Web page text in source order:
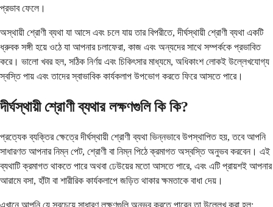
প্রভাব ফেলে।
অস্থায়ী শ্রোণী ব্যথা যা আসে এবং চলে যায় তার বিপরীতে, দীর্ঘস্থায়ী শ্রোণী ব্যথা একটি
ধ্রুবক সঙ্গী হয়ে ওঠে যা আপনার চলাফেরা, কাজ এবং অন্যদের সাথে সম্পর্ককে প্রভাবিত
করে। ভালো খবর হল, সঠিক নির্ণয় এবং চিকিৎসার মাধ্যমে, অধিকাংশ লোকই উল্লেখযোগ্য
স্বস্তি পায় এবং তাদের স্বাভাবিক কার্যকলাপ উপভোগ করতে ফিরে আসতে পারে।
দীর্ঘস্থায়ী শ্রোণী ব্যথার লক্ষণগুলি কি কি?
প্রত্যেক ব্যক্তির ক্ষেত্রে দীর্ঘস্থায়ী শ্রোণী ব্যথা ভিন্নভাবে উপস্থাপিত হয়, তবে আপনি
সাধারণত আপনার নিম্ন পেট, শ্রোণী বা নিম্ন পিঠে ক্রমাগত অস্বস্তি অনুভব করবেন। এই
ব্যথাটি ক্রমাগত থাকতে পারে অথবা ঢেউয়ের মতো আসতে পারে, এবং এটি প্রায়শই আপনার
আরামে বসা, হাঁটা বা শারীরিক কার্যকলাপে জড়িত থাকার ক্ষমতাকে বাধা দেয়।
এখানে আপনি যে সবচেয়ে সাধারণ লক্ষণগুলি অনুভব করতে পারেন তা উল্লেখ করা হল: